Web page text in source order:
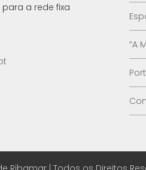
para a rede fixa
“A